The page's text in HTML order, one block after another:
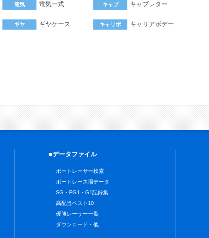
電気 電気一式 キャブ キャブレター
ギヤ ギヤケース キャリボ キャリアボデー
■データファイル
ボートレーサー検索
ボートレース場データ
SG・PG1・G1記録集
高配当ベスト10
優勝レーサー一覧
ダウンロード・他